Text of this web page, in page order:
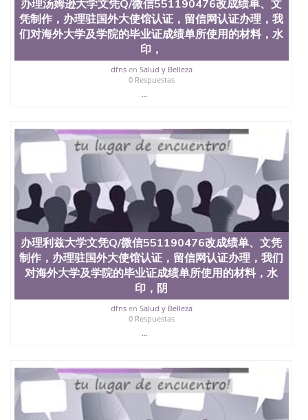
办理汤姆逊大学文凭Q/微信551190476改成绩单、文
凭制作，办理驻国外大使馆认证，留信网认证办理，我
们对海外大学及学院的毕业证成绩单所使用的材料，水
印，
dfnsen Salud y Belleza
0 Respuestas
...
办理利兹大学文凭Q/微信551190476改成绩单、文凭
制作，办理驻国外大使馆认证，留信网认证办理，我们
对海外大学及学院的毕业证成绩单所使用的材料，水
印，阴
dfnsen Salud y Belleza
0 Respuestas
...